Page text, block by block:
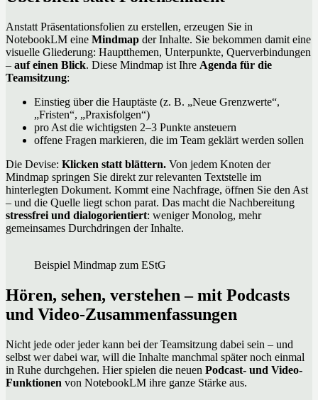
Anstatt Präsentationsfolien zu erstellen, erzeugen Sie in
NotebookLM eine Mindmap der Inhalte. Sie bekommen damit eine
visuelle Gliederung: Hauptthemen, Unterpunkte, Querverbindungen
– auf einen Blick. Diese Mindmap ist Ihre Agenda für die
Teamsitzung:
Einstieg über die Hauptäste (z. B. „Neue Grenzwerte“,
„Fristen“, „Praxisfolgen“)
pro Ast die wichtigsten 2–3 Punkte ansteuern
offene Fragen markieren, die im Team geklärt werden sollen
Die Devise: Klicken statt blättern. Von jedem Knoten der
Mindmap springen Sie direkt zur relevanten Textstelle im
hinterlegten Dokument. Kommt eine Nachfrage, öffnen Sie den Ast
– und die Quelle liegt schon parat. Das macht die Nachbereitung
stressfrei und dialogorientiert: weniger Monolog, mehr
gemeinsames Durchdringen der Inhalte.
Beispiel Mindmap zum EStG
Hören, sehen, verstehen – mit Podcasts
und Video-Zusammenfassungen
Nicht jede oder jeder kann bei der Teamsitzung dabei sein – und
selbst wer dabei war, will die Inhalte manchmal später noch einmal
in Ruhe durchgehen. Hier spielen die neuen Podcast- und Video-
Funktionen von NotebookLM ihre ganze Stärke aus.